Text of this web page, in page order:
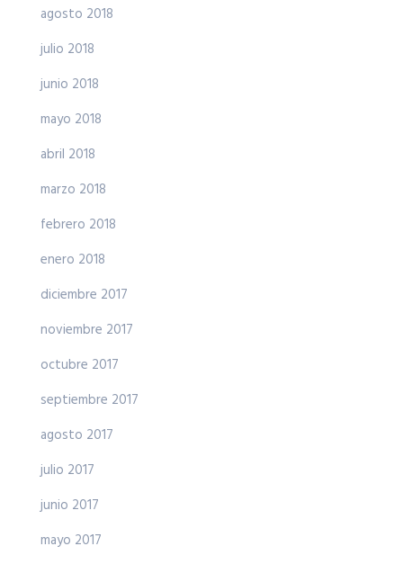
agosto 2018
julio 2018
junio 2018
mayo 2018
abril 2018
marzo 2018
febrero 2018
enero 2018
diciembre 2017
noviembre 2017
octubre 2017
septiembre 2017
agosto 2017
julio 2017
junio 2017
mayo 2017